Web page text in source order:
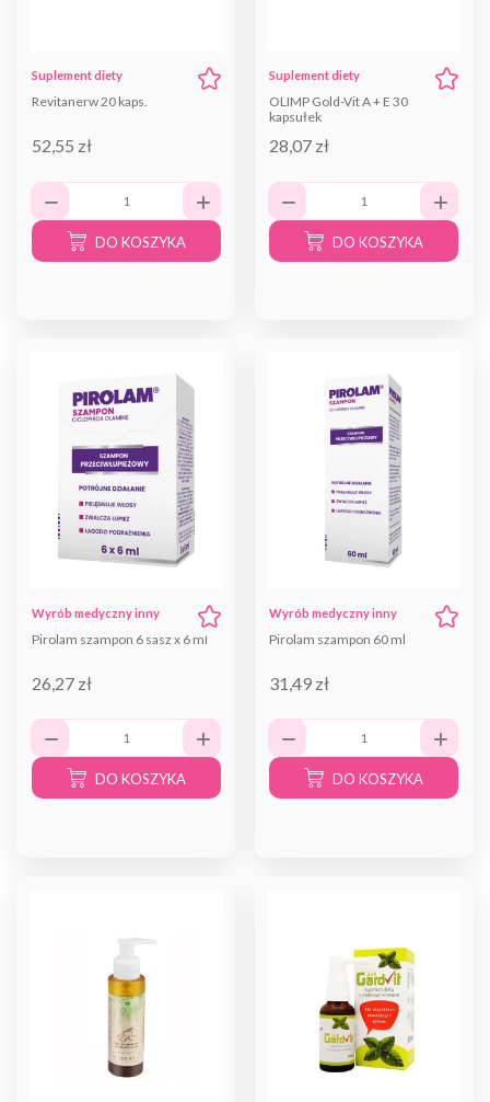
Suplement diety
Revitanerw 20 kaps.
52,55 zł
DO KOSZYKA
Suplement diety
OLIMP Gold-Vit A + E 30
kapsułek
28,07 zł
DO KOSZYKA
Wyrób medyczny inny
Pirolam szampon 6 sasz x 6 ml
26,27 zł
DO KOSZYKA
Wyrób medyczny inny
Pirolam szampon 60 ml
31,49 zł
DO KOSZYKA